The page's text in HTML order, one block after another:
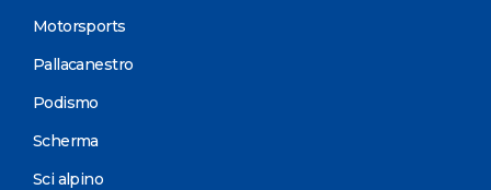
Motorsports
Pallacanestro
Podismo
Scherma
Sci alpino